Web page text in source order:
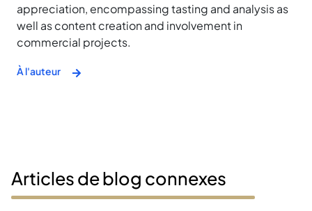
appreciation, encompassing tasting and analysis as
well as content creation and involvement in
commercial projects.
À l'auteur
Articles de blog connexes